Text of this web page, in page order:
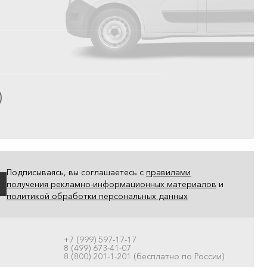
Подписываясь, вы соглашаетесь с правилами
получения рекламно-информационных материалов и
политикой обработки персональных данных
+7 (999) 597-17-17
8 (499) 673-41-07
8 (800) 201-1-201 (бесплатно по России)